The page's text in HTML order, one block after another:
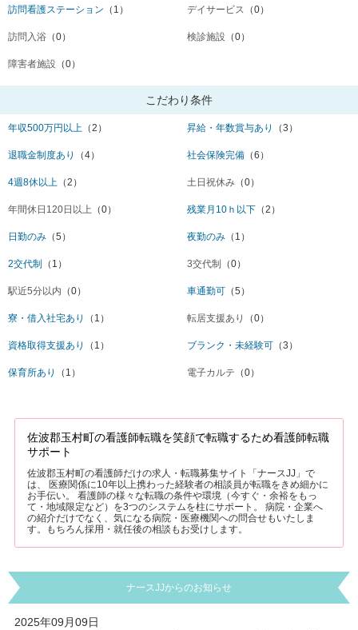
訪問看護ステーション （1） デイサービス （0）
訪問入浴 （0） 検診施設 （0）
障害者施設 （0）
こだわり条件
年収500万円以上 （2） 昇給・年数賞与あり （3）
退職金制度あり （4） 社会保険完備 （6）
4週8休以上 （2） 土日祝休み （0）
年間休日120日以上 （0） 残業月10ｈ以下 （2）
日勤のみ （5） 夜勤のみ （1）
2交代制 （1） 3交代制 （0）
駅近5分以内 （0） 車通勤可 （5）
寮・借入社宅あり （1） 転居支援あり （0）
資格取得支援あり （1） ブランク・未経験可 （3）
保育所あり （1） 電子カルテ （0）
佐波郡玉村町の看護師転職を笑顔で転職するため看護師転職
サポート
佐波郡玉村町の看護師だけの求人・転職募集サイト「ナースJJ」で
は、 医療関係に10年以上携わった経験者の相談員が転職をきめ細かに
お手伝い。 看護師の様々な転職の条件や環境（今すぐ・余裕をもっ
て・地域限定など）を3つのシステムを柱にサポート。 病院・企業へ
の紹介だけでなく、気になる病院・医療機関への問合せもいたしま
す。もちろん採用・就任後の相談もお受けします。
ナースJJからのお知らせ
2025年09月09日